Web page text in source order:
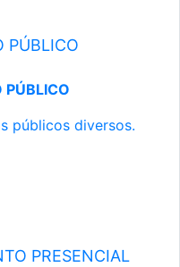
PÚBLICO
PÚBLICO
públicos diversos.
PRESENCIAL